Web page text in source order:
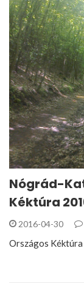
Nógrád-
Kéktúra
2016-04-30
Országos